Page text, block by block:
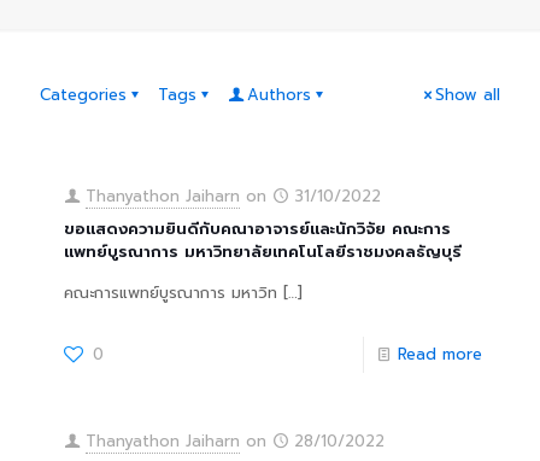
Categories Tags Authors Show all
Thanyathon Jaiharn on
31/10/2022
ขอแสดงความยินดีกับคณาอาจารย์และนักวิจัย คณะการ
แพทย์บูรณาการ มหาวิทยาลัยเทคโนโลยีราชมงคลธัญบุรี
คณะการแพทย์บูรณาการ มหาวิท […]
0 Read more
Thanyathon Jaiharn on
28/10/2022